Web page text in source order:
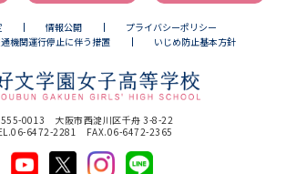
情報公開
プライバシーポリシー
機関運行停止に伴う措置
いじめ防止基本方針
555-0013 大阪市西淀川区千舟 3-8-22
06-6472-2281 FAX.06-6472-2365